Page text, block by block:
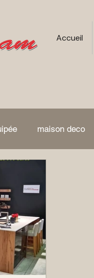
Accueil
maison deco